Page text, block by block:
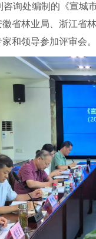
咨询处编制的《宣
省林业局、浙江省
和领导参加评审会。